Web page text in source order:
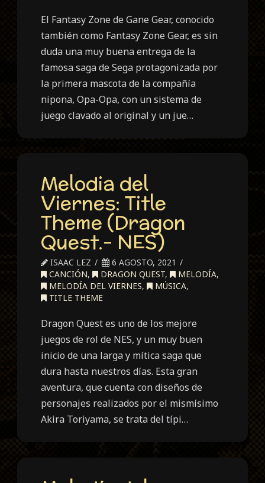
El Fantasy Zone de Gane Gear, conocido
también como Fantasy Zone Gear, es sin
duda una muy buena entrega de la
famosa saga de Sega protagonizada por
la primera mascota de la compañía
nipona, Opa-Opa, con un sistema de
juego clavado al original y un jue…
Melodia del
Viernes: Title
Theme (Dragon
Quest.- NES)
ISAAC LEZ
6 AGOSTO, 2021
CANCIÓN, DRAGON QUEST, MELODÍA,
MELODÍA DEL VIERNES, MÚSICA,
TITLE THEME
Dragon Quest es uno de los mejore
juegos de rol de NES, y un muy buen
inicio de una larga y mítica saga que
dura hasta nuestros días. Esta gran
aventura, que cuenta con diseños de
personajes realizados por el mismísimo
Akira Toriyama, se trata del típi…